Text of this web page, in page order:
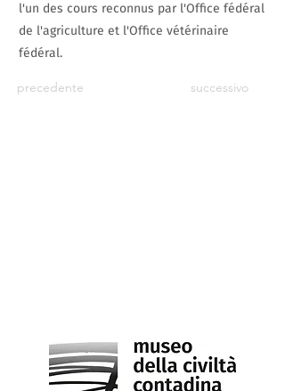
l'un des cours reconnus par l'Office fédéral
de l'agriculture et l'Office vétérinaire
fédéral.
precedente successivo